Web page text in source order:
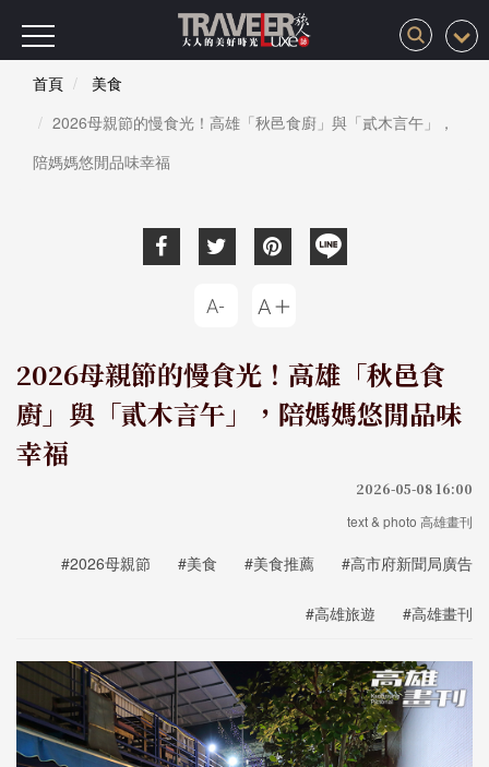
首頁
美食
2026母親節的慢食光！高雄「秋邑食廚」與「貳木言午」，
陪媽媽悠閒品味幸福
2026母親節的慢食光！高雄「秋邑食
廚」與「貳木言午」，陪媽媽悠閒品味
幸福
2026-05-08 16:00
text & photo 高雄畫刊
#2026母親節 #美食 #美食推薦 #高市府新聞局廣告
#高雄旅遊 #高雄畫刊